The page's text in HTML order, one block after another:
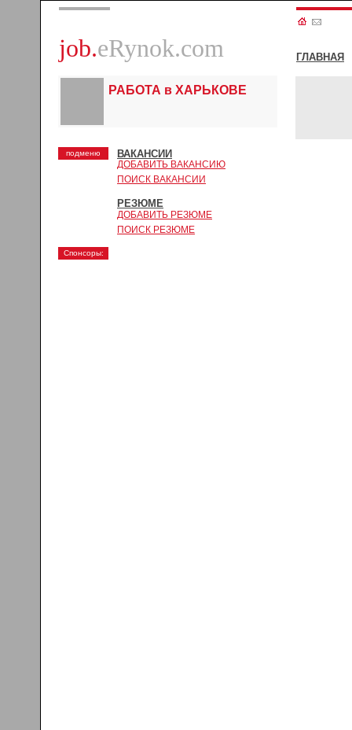
job.eRynok.com ГЛАВНАЯ
РАБОТА в ХАРЬКОВЕ
подменю ВАКАНСИИ
ДОБАВИТЬ ВАКАНСИЮ
ПОИСК ВАКАНСИИ
РЕЗЮМЕ
ДОБАВИТЬ РЕЗЮМЕ
ПОИСК РЕЗЮМЕ
Спонсоры: